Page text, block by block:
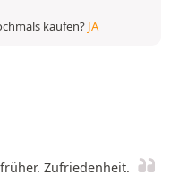
kaufen? JA
Zufriedenheit.